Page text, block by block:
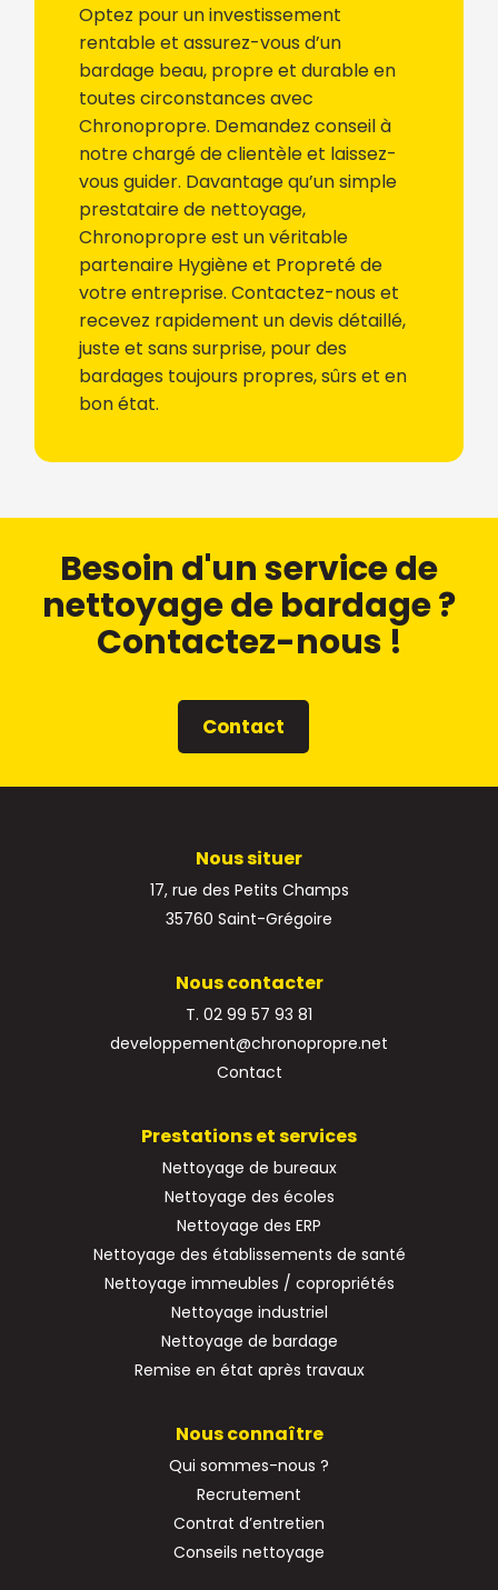
Optez pour un investissement
rentable et assurez-vous d’un
bardage beau, propre et durable en
toutes circonstances avec
Chronopropre. Demandez conseil à
notre chargé de clientèle et laissez-
vous guider. Davantage qu’un simple
prestataire de nettoyage,
Chronopropre est un véritable
partenaire Hygiène et Propreté de
votre entreprise. Contactez-nous et
recevez rapidement un devis détaillé,
juste et sans surprise, pour des
bardages toujours propres, sûrs et en
bon état.
Besoin d'un service de
nettoyage de bardage ?
Contactez-nous !
Contact
Nous situer
17, rue des Petits Champs
35760 Saint-Grégoire
Nous contacter
T. 02 99 57 93 81
developpement@chronopropre.net
Contact
Prestations et services
Nettoyage de bureaux
Nettoyage des écoles
Nettoyage des ERP
Nettoyage des établissements de santé
Nettoyage immeubles / copropriétés
Nettoyage industriel
Nettoyage de bardage
Remise en état après travaux
Nous connaître
Qui sommes-nous ?
Recrutement
Contrat d’entretien
Conseils nettoyage